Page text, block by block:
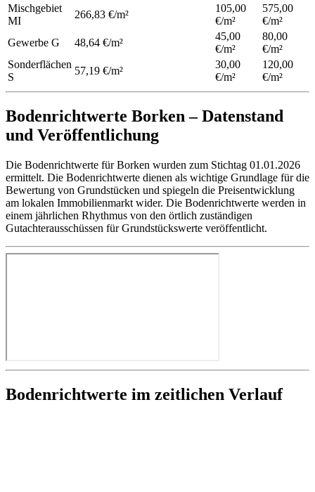
Mischgebiet
MI
266,83 €/m²
105,00
€/m²
575,00
€/m²
Gewerbe G 48,64 €/m²
45,00
€/m²
80,00
€/m²
Sonderflächen
S
57,19 €/m²
30,00
€/m²
120,00
€/m²
Bodenrichtwerte Borken – Datenstand
und Veröffentlichung
Die Bodenrichtwerte für Borken wurden zum Stichtag 01.01.2026
ermittelt. Die Bodenrichtwerte dienen als wichtige Grundlage für die
Bewertung von Grundstücken und spiegeln die Preisentwicklung
am lokalen Immobilienmarkt wider. Die Bodenrichtwerte werden in
einem jährlichen Rhythmus von den örtlich zuständigen
Gutachterausschüssen für Grundstückswerte veröffentlicht.
Bodenrichtwerte im zeitlichen Verlauf